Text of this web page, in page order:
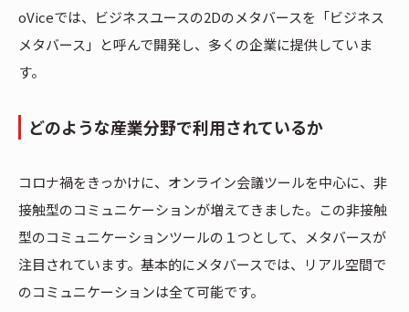
oViceでは、ビジネスユースの2Dのメタバースを「ビジネス
メタバース」と呼んで開発し、多くの企業に提供していま
す。
どのような産業分野で利用されているか
コロナ禍をきっかけに、オンライン会議ツールを中心に、非
接触型のコミュニケーションが増えてきました。この非接触
型のコミュニケーションツールの１つとして、メタバースが
注目されています。基本的にメタバースでは、リアル空間で
のコミュニケーションは全て可能です。